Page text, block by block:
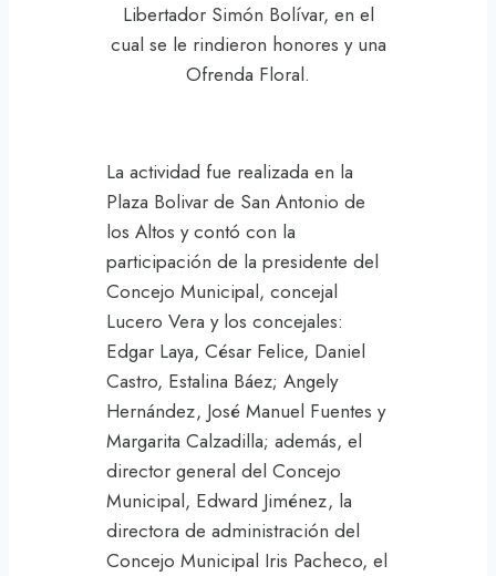
Libertador Simón Bolívar, en el
cual se le rindieron honores y una
Ofrenda Floral.
La actividad fue realizada en la
Plaza Bolivar de San Antonio de
los Altos y contó con la
participación de la presidente del
Concejo Municipal, concejal
Lucero Vera y los concejales:
Edgar Laya, César Felice, Daniel
Castro, Estalina Báez; Angely
Hernández, José Manuel Fuentes y
Margarita Calzadilla; además, el
director general del Concejo
Municipal, Edward Jiménez, la
directora de administración del
Concejo Municipal Iris Pacheco, el